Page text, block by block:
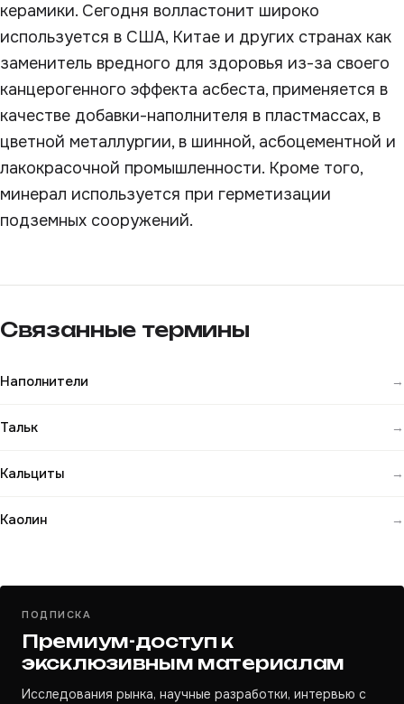
керамики. Сегодня волластонит широко
используется в США, Китае и других странах как
заменитель вредного для здоровья из-за своего
канцерогенного эффекта асбеста, применяется в
качестве добавки-наполнителя в пластмассах, в
цветной металлургии, в шинной, асбоцементной и
лакокрасочной промышленности. Кроме того,
минерал используется при герметизации
подземных сооружений.
Связанные термины
Наполнители →
Тальк →
Кальциты →
Каолин →
ПОДПИСКА
Премиум-доступ к
эксклюзивным материалам
Исследования рынка, научные разработки, интервью с